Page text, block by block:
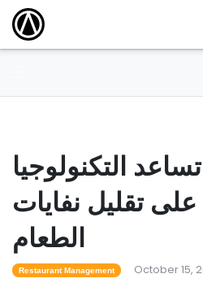
التكنولوجيا
تقليل نفايات
الطعام
Restaurant Management October 15,